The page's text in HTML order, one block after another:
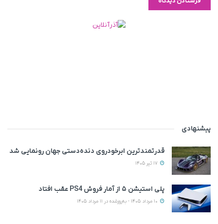
پیشنهادی
قدرتمندترین ابرخودروی دنده‌دستی جهان رونمایی شد
پلی استیشن ۵ از آمار فروش PS4 عقب افتاد